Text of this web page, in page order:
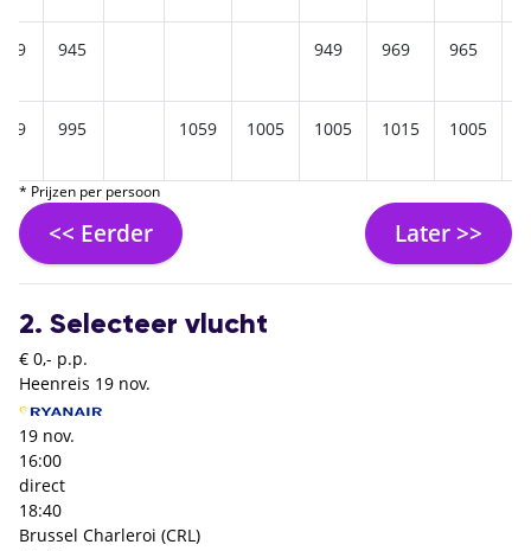
945 949 969 965
995 1059 1005 1005 1015 1005
* Prijzen per persoon
<< Eerder Later >>
2. Selecteer vlucht
€ 0,- p.p.
Heenreis 19 nov.
19 nov.
16:00
direct
18:40
Brussel Charleroi (CRL)